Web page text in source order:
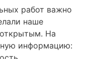
работ важно
наше
На
информацию: